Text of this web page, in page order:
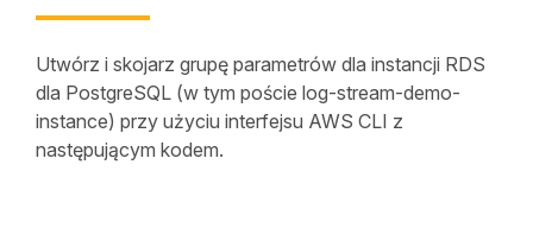
Utwórz i skojarz grupę parametrów dla instancji RDS
dla PostgreSQL (w tym poście log-stream-demo-
instance) przy użyciu interfejsu AWS CLI z
następującym kodem.